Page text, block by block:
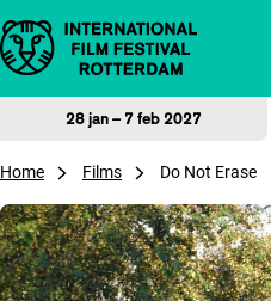
Direct naar inhoud
28 jan – 7 feb 2027
Home Films Do Not Erase